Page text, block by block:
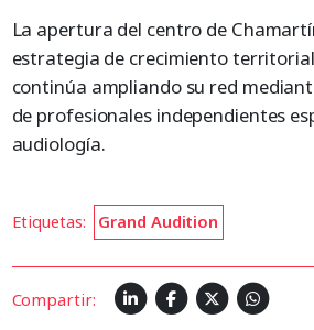
La apertura del centro de
estrategia de crecimiento
continúa ampliando su red
de profesionales independientes
audiología.
Etiquetas: Grand Audition
Compartir: